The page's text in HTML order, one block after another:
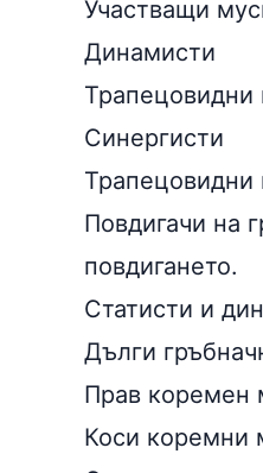
Участващи
Динамисти
Трапецовидни
Синергисти
Трапецовидни
Повдигачи на
повдигането.
Статисти и
Дълги
Прав коремен
Коси коремни